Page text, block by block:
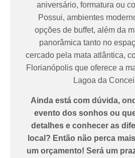
aniversário, formatura ou
Possui, ambientes
opções de buffet, além da
panorâmica tanto no
cercado pela mata atlântica,
Florianópolis que oferece a
Lagoa da
Ainda está com dúvida,
evento dos sonhos ou
detalhes e conhecer as
local? Então não perca
um orçamento! Será um